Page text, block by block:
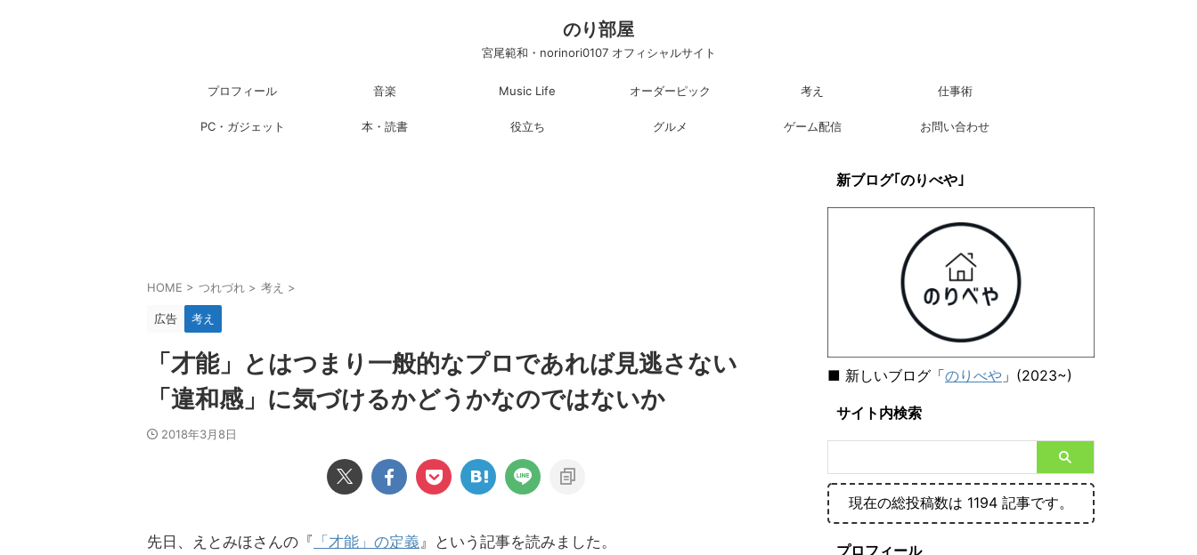
のり部屋
宮尾範和・norinori0107 オフィシャルサイト
プロフィール 音楽 Music Life オーダーピック 考え 仕事術
PC・ガジェット 本・読書 役立ち グルメ ゲーム配信 お問い合わせ
HOME > つれづれ > 考え >
広告 考え
「才能」とはつまり一般的なプロであれば見逃さない
「違和感」に気づけるかどうかなのではないか
2018年3月8日
先日、えとみほさんの『 「才能」の定義 』という記事を読みました。
新ブログ｢のりべや｣
■ 新しいブログ「のりべや 」(2023~)
サイト内検索
現在の総投稿数は 1194 記事です。
プロフィール